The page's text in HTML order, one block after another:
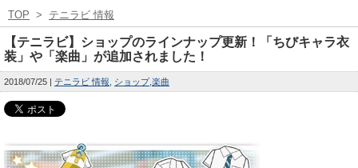
TOP > テニラビ 情報
【テニラビ】ショップのラインナップ更新！「ちびキャラ衣
装」や「楽曲」が追加されました！
2018/07/25 テニラビ 情報 ショップ 楽曲